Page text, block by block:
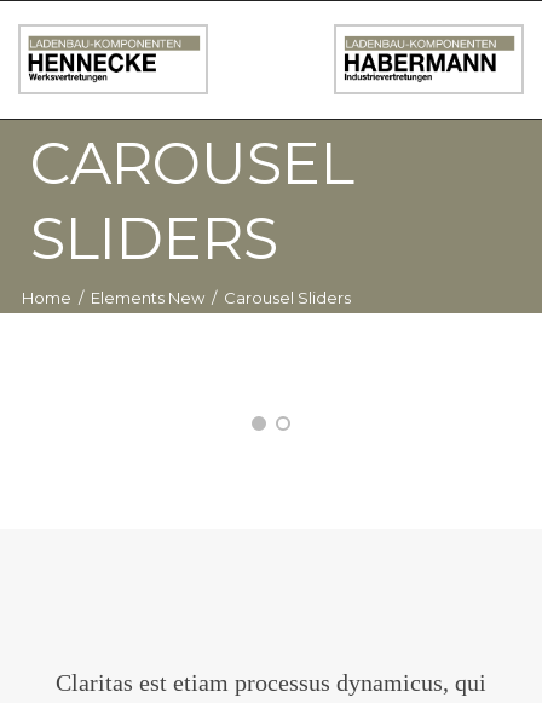
CAROUSEL
SLIDERS
Home / Elements New / Carousel Sliders
Claritas est etiam processus dynamicus, qui